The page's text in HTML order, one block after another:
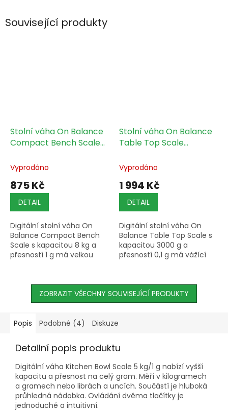
Související produkty
Stolní váha On Balance
Compact Bench Scale
Vyprodáno
875 Kč
DETAIL
Digitální stolní váha On
Balance Compact Bench
Scale s kapacitou 8 kg a
přesností 1 g má velkou
TARE, automatické vypnutí
Stolní váha On Balance
Table Top Scale
Vyprodáno
1 994 Kč
DETAIL
Digitální stolní váha On
Balance Table Top Scale s
kapacitou 3000 g a
přesností 0,1 g má vážící
předmětů a automatické
vypnutí po...
ZOBRAZIT VŠECHNY SOUVISEJÍCÍ PRODUKTY
Popis Podobné (4) Diskuze
Detailní popis produktu
Digitální váha Kitchen Bowl Scale 5 kg/1 g nabízí vyšší
kapacitu a přesnost na celý gram. Měří v kilogramech
a gramech nebo librách a uncích. Součástí je hluboká
průhledná nádobka. Ovládání dvěma tlačítky je
jednoduché a intuitivní.